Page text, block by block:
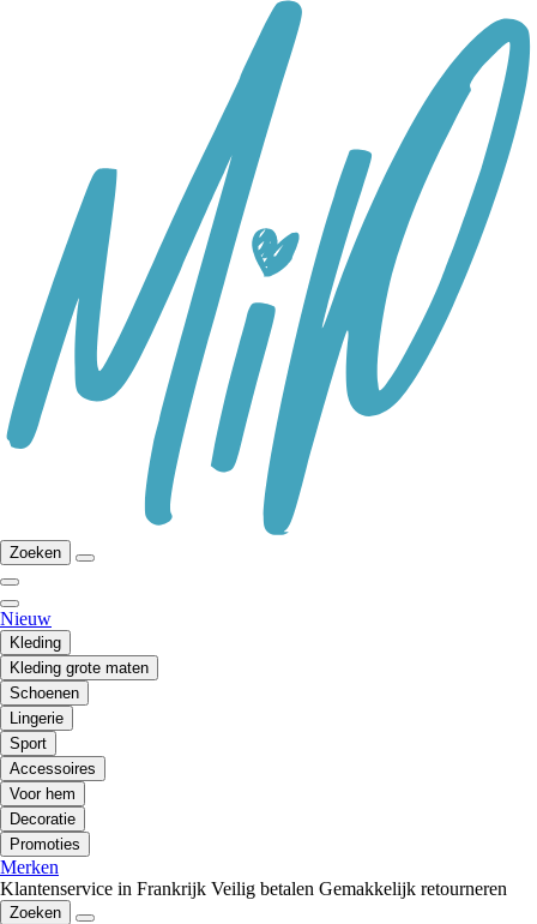
Zoeken
Nieuw
Kleding
Kleding grote maten
Schoenen
Lingerie
Sport
Accessoires
Voor hem
Decoratie
Promoties
Merken
Klantenservice in Frankrijk Veilig betalen Gemakkelijk retourneren
Zoeken